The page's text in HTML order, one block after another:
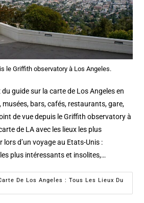
le Griffith observatory à Los Angeles.
guide sur la carte de Los Angeles en
bars, cafés, restaurants, gare,
de vue depuis le Griffith observatory à
de LA avec les lieux les plus
d’un voyage au Etats-Unis :
plus intéressants et insolites,…
De Los Angeles : Tous Les Lieux Du